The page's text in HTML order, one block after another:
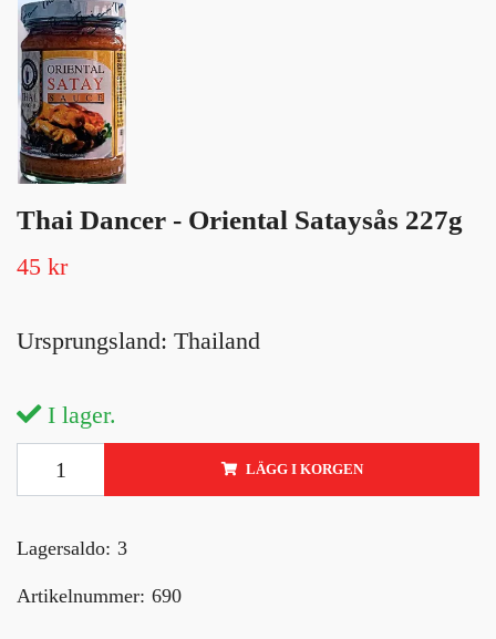
Thai Dancer - Oriental Sataysås 227g
45 kr
Ursprungsland: Thailand
I lager.
LÄGG I KORGEN
Lagersaldo: 3
Artikelnummer: 690